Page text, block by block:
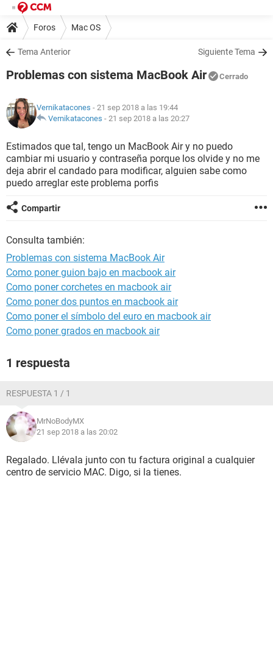
Foros Mac OS
Tema Anterior Siguiente Tema
Problemas con sistema MacBook Air Cerrado
Vernikatacones - 21 sep 2018 a las 19:44
Vernikatacones - 21 sep 2018 a las 20:27
Estimados que tal, tengo un MacBook Air y no puedo
cambiar mi usuario y contraseña porque los olvide y no me
deja abrir el candado para modificar, alguien sabe como
puedo arreglar este problema porfis
Compartir
Consulta también:
Problemas con sistema MacBook Air
Como poner guion bajo en macbook air
Como poner corchetes en macbook air
Como poner dos puntos en macbook air
Como poner el símbolo del euro en macbook air
Como poner grados en macbook air
1 respuesta
RESPUESTA 1 / 1
MrNoBodyMX
21 sep 2018 a las 20:02
Regalado. Llévala junto con tu factura original a cualquier
centro de servicio MAC. Digo, si la tienes.